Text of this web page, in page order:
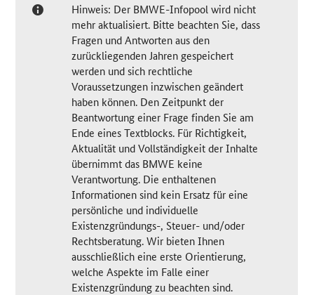
Hinweis: Der BMWE-Infopool wird nicht
mehr aktualisiert. Bitte beachten Sie, dass
Fragen und Antworten aus den
zurückliegenden Jahren gespeichert
werden und sich rechtliche
Voraussetzungen inzwischen geändert
haben können. Den Zeitpunkt der
Beantwortung einer Frage finden Sie am
Ende eines Textblocks. Für Richtigkeit,
Aktualität und Vollständigkeit der Inhalte
übernimmt das BMWE keine
Verantwortung. Die enthaltenen
Informationen sind kein Ersatz für eine
persönliche und individuelle
Existenzgründungs-, Steuer- und/oder
Rechtsberatung. Wir bieten Ihnen
ausschließlich eine erste Orientierung,
welche Aspekte im Falle einer
Existenzgründung zu beachten sind.